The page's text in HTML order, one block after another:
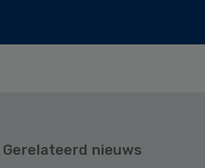
Gerelateerd nieuws